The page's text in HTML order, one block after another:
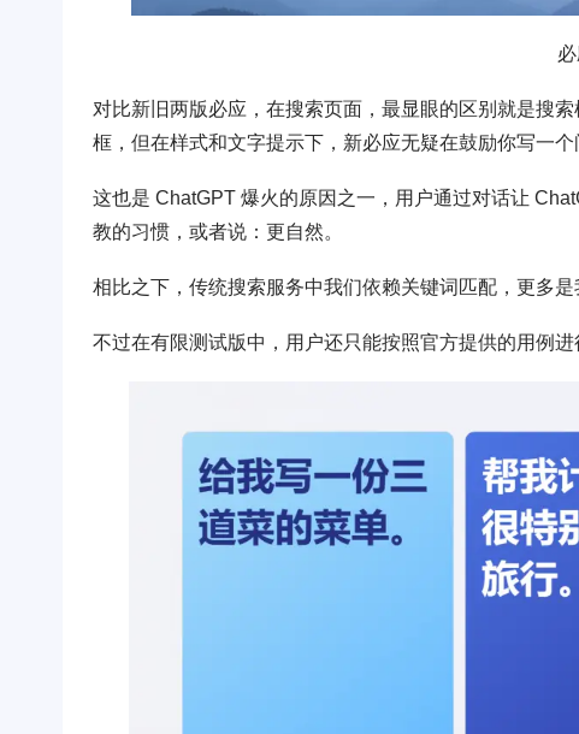
对比新旧两版必应，在搜索页面，最显眼的区别就是搜
框，但在样式和文字提示下，新必应无疑在鼓励你写一
这也是 ChatGPT 爆火的原因之一，用户通过对话让
教的习惯，或者说：更自然。
相比之下，传统搜索服务中我们依赖关键词匹配，更多
不过在有限测试版中，用户还只能按照官方提供的用例进